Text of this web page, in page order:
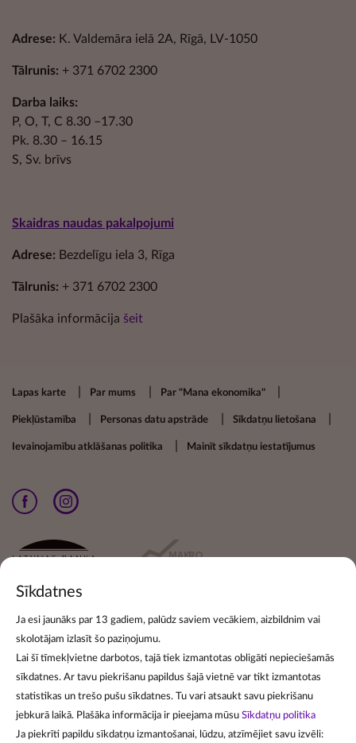
Sīkdatnes
Ja esi jaunāks par 13 gadiem, palūdz saviem vecākiem, aizbildnim vai
skolotājam izlasīt šo paziņojumu.
Lai šī tīmekļvietne darbotos, tajā tiek izmantotas obligāti nepieciešamās
sīkdatnes. Ar tavu piekrišanu papildus šajā vietnē var tikt izmantotas
statistikas un trešo pušu sīkdatnes. Tu vari atsaukt savu piekrišanu
jebkurā laikā. Plašāka informācija ir pieejama mūsu Sīkdatņu politika
Ja piekrīti papildu sīkdatņu izmantošanai, lūdzu, atzīmējiet savu izvēli:
Adrese: K. Valdemāra ielā 2A, Rīgā, LV-1050
Tālrunis: + 371 6702 2300
Darba laiks:
P, O, T, C 8.30 –17.30
Pk. 8.30 – 16.15
S, Sv. brīvs
Skaidras naudas pakalpojumi
Adrese: Bezdelīgu iela 3, Rīga
Tālrunis: + 371 6702 2300
Plašāka informācija šeit
Footer secondary menu
Lapas karte Par mums Par "Mana ekonomika"
Piekļūstamība Personas datu apstrāde Sīkdatņu lietošana
Ievainojamību atklāšanas politika Mainīt sīkdatņu iestatījumus
Pieraksties jaunumiem
Lai pierakstītos jaunumu izsūtīšanai, norādi savu e-pasta